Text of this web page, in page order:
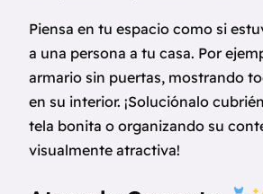
Piensa en tu espacio como si
a una persona a tu casa. Por
armario sin puertas, mostrando
en su interior. ¡Soluciónalo
tela bonita o organizando su
visualmente atractiva!